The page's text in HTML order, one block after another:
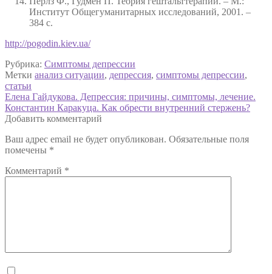
Институт Общегуманитарных исследований, 2001. –
384 с.
http://pogodin.kiev.ua/
Рубрика: Симптомы депрессии
Метки анализ ситуации, депрессия, симптомы депрессии,
статьи
Навигация
по
записям
Предыдущая
запись:
Елена Гайдукова. Депрессия: причины, симптомы, лечение.
Следующая
запись:
Константин Каракуца. Как обрести внутренний стержень?
Добавить комментарий
Ваш адрес email не будет опубликован. Обязательные поля
помечены *
Комментарий *